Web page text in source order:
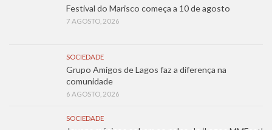
Festival do Marisco começa a 10 de agosto
7 AGOSTO, 2026
SOCIEDADE
Grupo Amigos de Lagos faz a diferença na
comunidade
6 AGOSTO, 2026
SOCIEDADE